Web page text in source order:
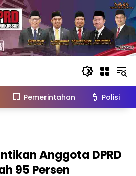
🏢 Pemerintahan 👮 Polisi
Anggota DPRD
95 Persen